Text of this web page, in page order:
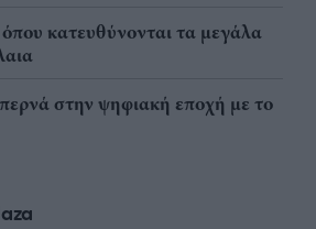
κατευθύνονται τα μεγάλα
στην ψηφιακή εποχή με το